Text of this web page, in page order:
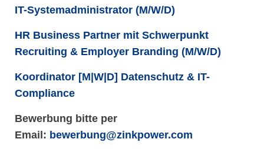
IT-Systemadministrator (M/W/D)
HR Business Partner mit Schwerpunkt
Recruiting & Employer Branding (M/W/D)
Koordinator [M|W|D] Datenschutz & IT-
Compliance
Bewerbung bitte per
Email: bewerbung@zinkpower.com